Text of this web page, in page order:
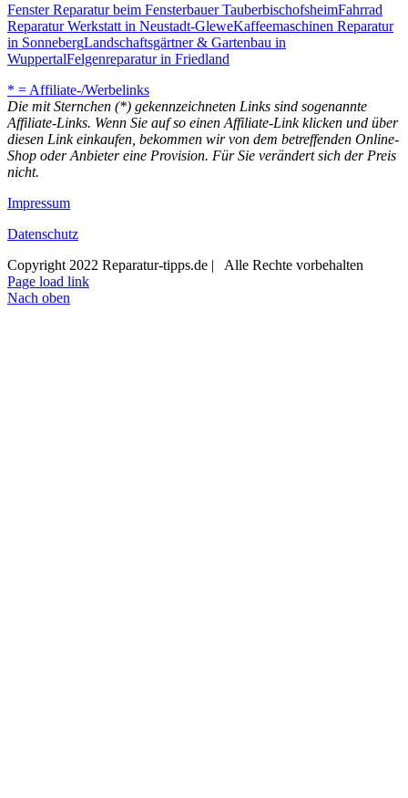
Fenster Reparatur beim Fensterbauer TauberbischofsheimFahrrad
Reparatur Werkstatt in Neustadt-GleweKaffeemaschinen Reparatur
in SonnebergLandschaftsgärtner & Gartenbau in
WuppertalFelgenreparatur in Friedland
* = Affiliate-/Werbelinks
Die mit Sternchen (*) gekennzeichneten Links sind sogenannte
Affiliate-Links. Wenn Sie auf so einen Affiliate-Link klicken und über
diesen Link einkaufen, bekommen wir von dem betreffenden Online-
Shop oder Anbieter eine Provision. Für Sie verändert sich der Preis
nicht.
Impressum
Datenschutz
Copyright 2022 Reparatur-tipps.de | Alle Rechte vorbehalten
Page load link
Nach oben